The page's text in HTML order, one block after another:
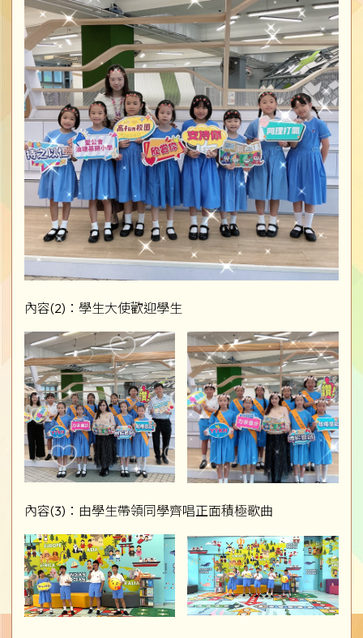
內容(2)：學生大使歡迎學生
內容(3)：由學生帶領同學齊唱正面積極歌曲